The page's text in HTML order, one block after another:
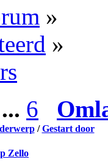
»
»
... 6
/Gestart door
Zello